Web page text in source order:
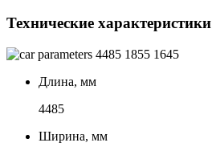
Технические характеристики
4485 1855 1645
Длина, мм
4485
Ширина, мм